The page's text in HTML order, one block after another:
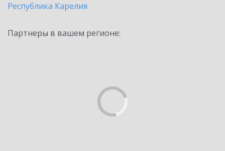
Республика Карелия
Партнеры в вашем регионе: